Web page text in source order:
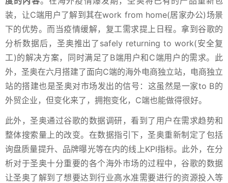
装，让C端用户了解到其在work from home(居家办公)场景
下的优势。而当疫情缓解，复工需求提上日程。拿到谷歌的
分析数据后，圣奥推出了safely returning to work(安全复
工)的解决方案，同时满足了B端用户和C端用户的需求。此
外，圣奥在六月搭建了面向C端的海外电商独立站，电商独立
站的搭建也是圣奥对市场发出的信号：这虽然是一家to B的
外贸企业，但变化来了，拥抱变化，C端也能做得很好。
此外，圣奥通过谷歌的数据调研，看到了用户在需求趋势和
整体搜索量上的改变。在数据指引下，圣奥重新制定了包括
询盘质量提升、品牌曝光等在内的线上KPI指标。此外，在分
析对于圣奥十分重要的各个海外市场的过程中，谷歌的数据
让圣奥了解到了想要达到行业高水准需要进行的资源投入等